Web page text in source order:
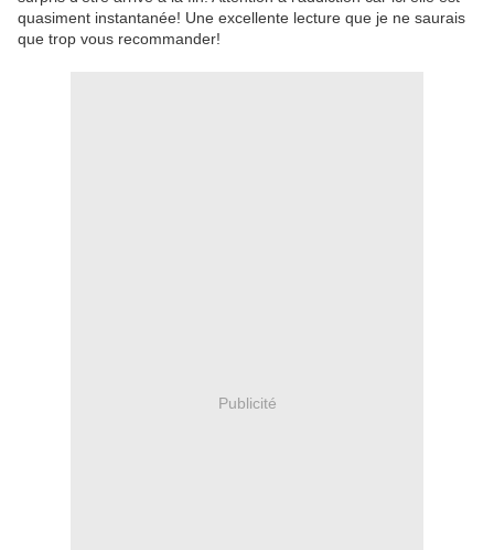
quasiment instantanée! Une excellente lecture que je ne saurais
que trop vous recommander!
Publicité